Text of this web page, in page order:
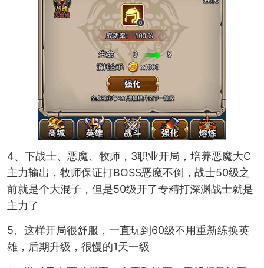
4、下战士、恶魔、牧师，3职业开局，培养恶魔大C
主力输出，牧师保证打BOSS恶魔不倒，战士50级之
前就是个大混子，但是50级开了专精打深渊战士就是
主力了
5、这样开局很舒服，一直玩到60级不用重新练换英
雄，后期升级，很慢的1天一级